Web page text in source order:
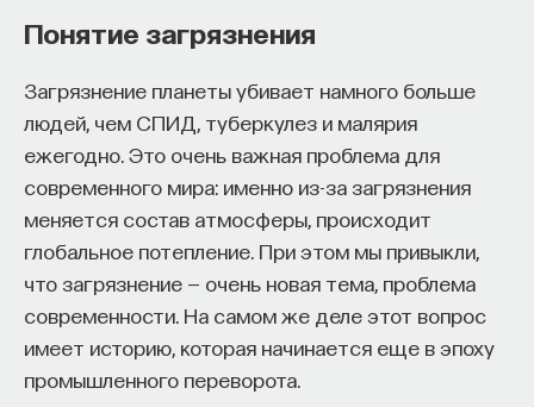
Понятие загрязнения
Загрязнение планеты убивает намного больше
людей, чем СПИД, туберкулез и малярия
ежегодно. Это очень важная проблема для
современного мира: именно из-за загрязнения
меняется состав атмосферы, происходит
глобальное потепление. При этом мы привыкли,
что загрязнение — очень новая тема, проблема
современности. На самом же деле этот вопрос
имеет историю, которая начинается еще в эпоху
промышленного переворота.
изменил медийное пространство на русском
языке. В 2021 году в Лондоне он основал компанию
Naukka , помогающую учёным
и предпринимателям превращать их идеи
в технологии и успешные стартапы. Теперь
команда ПостНауки запускает новый сервис —
Naukka Talents, рекрутинговое агентство,
созданное для поддержки специалистов,
желающих работать в глобальных инновационных
индустриях.
В ходе работы с научным сообществом Ивар
экспертизе речь идет о специальных
в рамках антиэкстремистского
законодательства. Законодателю или
правоприменителю важно определить, является
текст разжигающим ненависть и рознь или нет,
и таким образом установить его
предположительно экстремистскую
направленность.
Важно отметить, что законодательство
расширяется, и оно уже по практике шире, чем